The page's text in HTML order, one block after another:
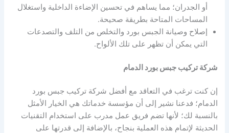
أو الجدران؛ مما يساهم في تحسين الإضاءة الداخلية واستغلال
المساحات المتاحة بطريقة صحيحة.
إصلاح وصيانة الجبس بورد والتخلص من التلف والتصدعات
التي يمكن أن تظهر على تلك الألواح.
شركة تركيب جبس بورد الدمام
إن كنت ترغب في التعاقد مع أفضل شركة تركيب جبس بورد
الدمام؛ فدعنا نشير إلى أن مؤسسة خدماتك هي الخيار الأمثل
بالنسبة لك؛ لأنها تضم فريق عمل مدرب على استخدام التقنيات
الحديثة لإتمام هذه العملية بنجاح، بالإضافة إلى قدرتها على